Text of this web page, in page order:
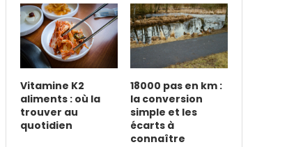
Vitamine K2
aliments : où la
trouver au
quotidien
18000 pas en km :
la conversion
simple et les
écarts à
connaître